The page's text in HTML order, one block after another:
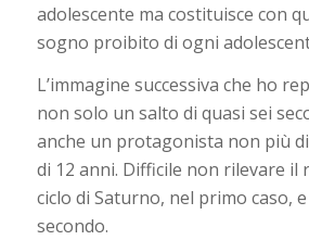
adolescente ma costituisce con
sogno proibito di ogni
L’immagine successiva che ho
non solo un salto di quasi sei
anche un protagonista non più
di 12 anni. Difficile non rilevare il
ciclo di Saturno, nel primo caso,
secondo.